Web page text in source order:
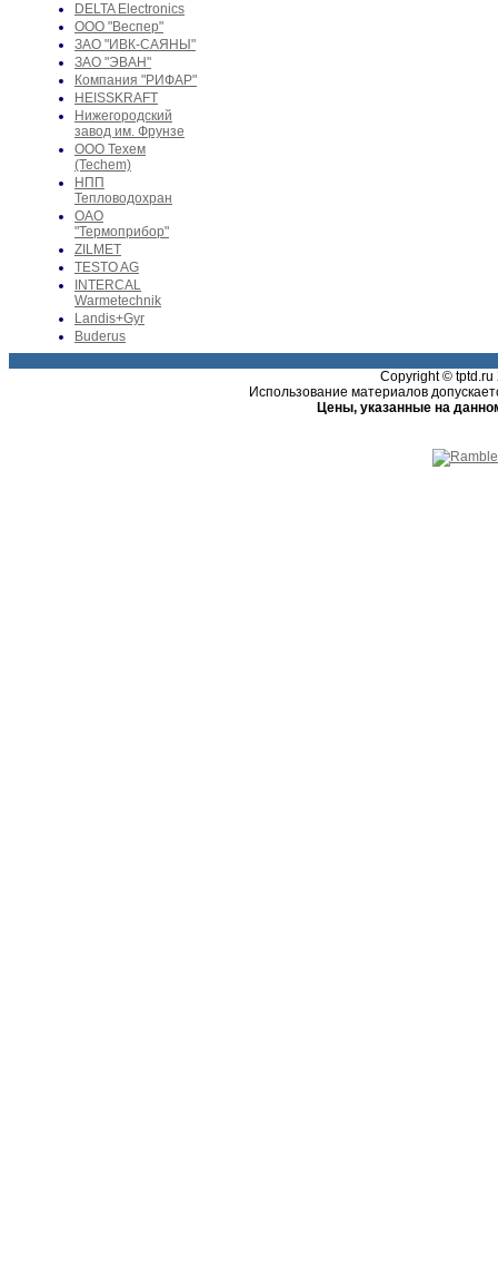
DELTA Electronics
ООО "Веспер"
ЗАО "ИВК-САЯНЫ"
ЗАО "ЭВАН"
Компания "РИФАР"
HEISSKRAFT
Нижегородский
завод им. Фрунзе
ООО Техем
(Techem)
НПП
Тепловодохран
ОАО
"Термоприбор"
ZILMET
TESTO AG
INTERCAL
Warmetechnik
Landis+Gyr
Buderus
Copyright ©
Использование материалов
Цены, указанные на